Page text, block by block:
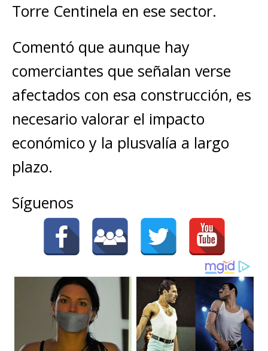
Torre Centinela en ese sector.
Comentó que aunque hay
comerciantes que señalan verse
afectados con esa construcción, es
necesario valorar el impacto
económico y la plusvalía a largo
plazo.
Síguenos